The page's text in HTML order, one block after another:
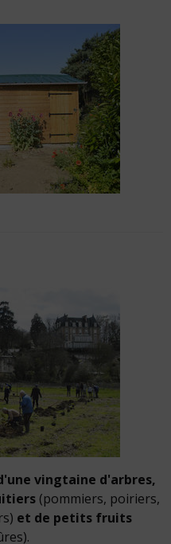
vingtaine d'arbres,
(pommiers, poiriers,
et de petits fruits